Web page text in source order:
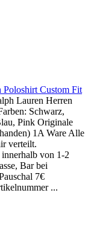
Poloshirt Custom Fit
Lauren Herren
Schwarz,
Pink Originale
1A Ware Alle
verteilt.
von 1-2
Bar bei
7€
...